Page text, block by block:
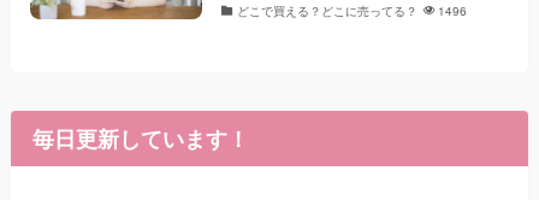
どこで買える？どこに売ってる？ 1496
毎日更新しています！